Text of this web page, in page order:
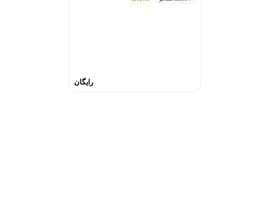
رایگان